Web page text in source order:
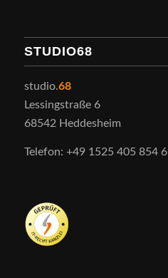
STUDIO68
studio.68
Lessingstraße 6
68542 Heddesheim
Telefon: +49 1525 405 854 6